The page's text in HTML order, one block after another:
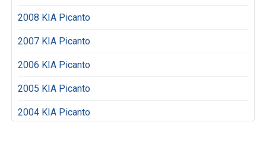
2008 KIA Picanto
2007 KIA Picanto
2006 KIA Picanto
2005 KIA Picanto
2004 KIA Picanto